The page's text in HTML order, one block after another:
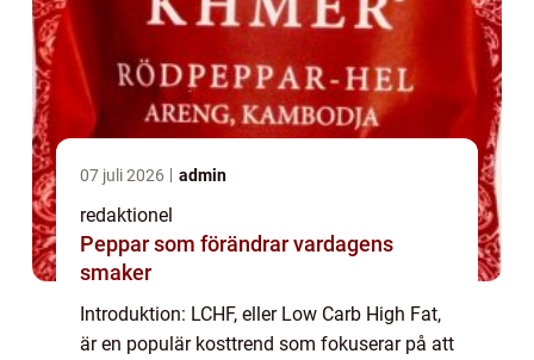
07 juli 2026 admin
redaktionel
Peppar som förändrar vardagens
smaker
Introduktion: LCHF, eller Low Carb High Fat,
är en populär kosttrend som fokuserar på att